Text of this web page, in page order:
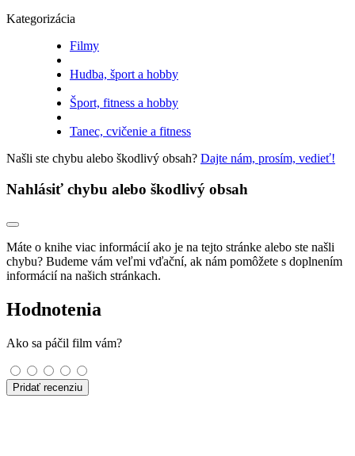
Kategorizácia
Filmy
Hudba, šport a hobby
Šport, fitness a hobby
Tanec, cvičenie a fitness
Našli ste chybu alebo škodlivý obsah? Dajte nám, prosím, vedieť!
Nahlásiť chybu alebo škodlivý obsah
Máte o knihe viac informácií ako je na tejto stránke alebo ste našli
chybu? Budeme vám veľmi vďační, ak nám pomôžete s doplnením
informácií na našich stránkach.
Hodnotenia
Ako sa páčil film vám?
Pridať recenziu